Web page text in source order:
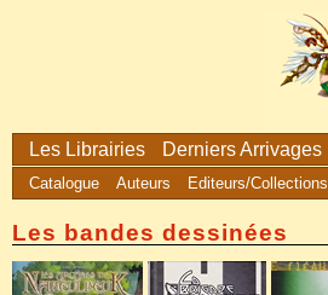
Les Librairies Derniers Arrivages
Catalogue Auteurs Editeurs/Collections
Les bandes dessinées